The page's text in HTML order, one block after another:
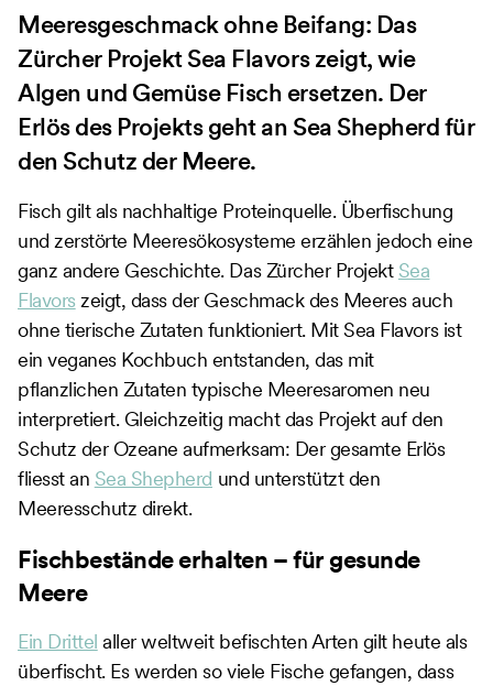
Meeresgeschmack ohne Beifang: Das
Zürcher Projekt Sea Flavors zeigt, wie
Algen und Gemüse Fisch ersetzen. Der
Erlös des Projekts geht an Sea Shepherd für
den Schutz der Meere.
Fisch gilt als nachhaltige Proteinquelle. Überfischung
und zerstörte Meeresökosysteme erzählen jedoch eine
ganz andere Geschichte. Das Zürcher Projekt Sea
Flavorszeigt, dass der Geschmack des Meeres auch
ohne tierische Zutaten funktioniert. Mit Sea Flavors ist
ein veganes Kochbuch entstanden, das mit
pflanzlichen Zutaten typische Meeresaromen neu
interpretiert. Gleichzeitig macht das Projekt auf den
Schutz der Ozeane aufmerksam: Der gesamte Erlös
fliesst an Sea Shepherd und unterstützt den
Meeresschutz direkt.
Fischbestände erhalten – für gesunde
Meere
Ein Drittel aller weltweit befischten Arten gilt heute als
überfischt. Es werden so viele Fische gefangen, dass